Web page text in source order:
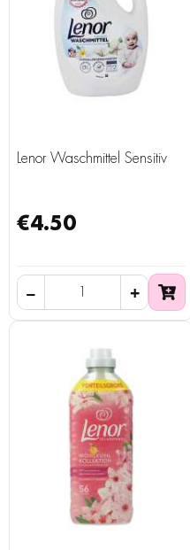
Lenor Waschmittel Sensitiv
€4.50